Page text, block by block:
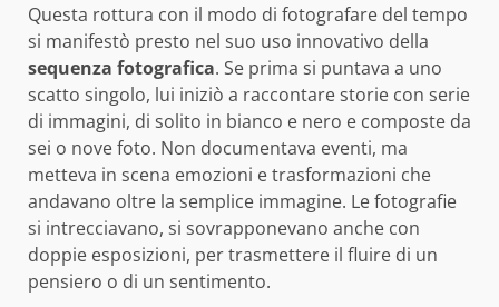
Questa rottura con il modo di fotografare del tempo
si manifestò presto nel suo uso innovativo della
sequenza fotografica. Se prima si puntava a uno
scatto singolo, lui iniziò a raccontare storie con serie
di immagini, di solito in bianco e nero e composte da
sei o nove foto. Non documentava eventi, ma
metteva in scena emozioni e trasformazioni che
andavano oltre la semplice immagine. Le fotografie
si intrecciavano, si sovrapponevano anche con
doppie esposizioni, per trasmettere il fluire di un
pensiero o di un sentimento.